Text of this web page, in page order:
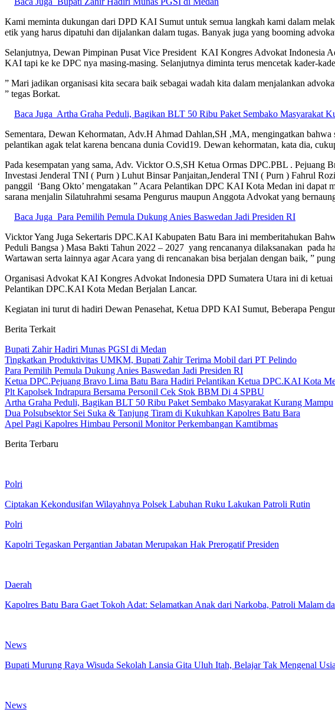
Kami meminta dukungan dari DPD KAI Sumut untuk semua langkah kami dalam
etik yang harus dipatuhi dan dijalankan dalam tugas. Banyak juga yang booming
Selanjutnya, Dewan Pimpinan Pusat Vice President KAI Kongres Advokat Indonesia
KAI tapi ke ke DPC nya masing-masing. Selanjutnya diminta terus mencetak kader-
” Mari jadikan organisasi kita secara baik sebagai wadah kita dalam menjalankan
” tegas Borkat.
Baca Juga Artha Graha Peduli, Bagikan BLT 50 Ribu Paket Sembako Masyarakat
Sementara, Dewan Kehormatan, Adv.H Ahmad Dahlan,SH ,MA, mengingatkan
pelantikan agak telat karena bencana dunia Covid19. Dewan kehormatan, kata dia,
Pada kesempatan yang sama, Adv. Vicktor O.S,SH Ketua Ormas DPC.PBL .
Investasi Jenderal TNI ( Purn ) Luhut Binsar Panjaitan,Jenderal TNI ( Purn ) Fahrul
panggil ‘Bang Okto’ mengatakan ” Acara Pelantikan DPC KAI Kota Medan ini dapat
sarana menjalin Silatuhrahmi sesama Pengurus maupun Anggota Advokat yang
Baca Juga Para Pemilih Pemula Dukung Anies Baswedan Jadi Presiden RI
Vicktor Yang Juga Sekertaris DPC.KAI Kabupaten Batu Bara ini memberitahukan
Peduli Bangsa ) Masa Bakti Tahun 2022 – 2027 yang rencananya dilaksanakan pada
Wartawan serta lainnya agar Acara yang di rencanakan bisa berjalan dengan baik, ”
Organisasi Advokat KAI Kongres Advokat Indonesia DPD Sumatera Utara ini di
Pelantikan DPC.KAI Kota Medan Berjalan Lancar.
Kegiatan ini turut di hadiri Dewan Penasehat, Ketua DPD KAI Sumut, Beberapa
Berita Terkait
Bupati Zahir Hadiri Munas PGSI di Medan
Tingkatkan Produktivitas UMKM, Bupati Zahir Terima Mobil dari PT Pelindo
Para Pemilih Pemula Dukung Anies Baswedan Jadi Presiden RI
Ketua DPC.Pejuang Bravo Lima Batu Bara Hadiri Pelantikan Ketua DPC.KAI Kota
Plt Kapolsek Indrapura Bersama Personil Cek Stok BBM Di 4 SPBU
Artha Graha Peduli, Bagikan BLT 50 Ribu Paket Sembako Masyarakat Kurang Mampu
Dua Polsubsektor Sei Suka & Tanjung Tiram di Kukuhkan Kapolres Batu Bara
Apel Pagi Kapolres Himbau Personil Monitor Perkembangan Kamtibmas
Berita Terbaru
Polri
Ciptakan Kekondusifan Wilayahnya Polsek Labuhan Ruku Lakukan Patroli Rutin
Polri
Kapolri Tegaskan Pergantian Jabatan Merupakan Hak Prerogatif Presiden
Daerah
Kapolres Batu Bara Gaet Tokoh Adat: Selamatkan Anak dari Narkoba, Patroli Malam
News
Bupati Murung Raya Wisuda Sekolah Lansia Gita Uluh Itah, Belajar Tak Mengenal Usia
News